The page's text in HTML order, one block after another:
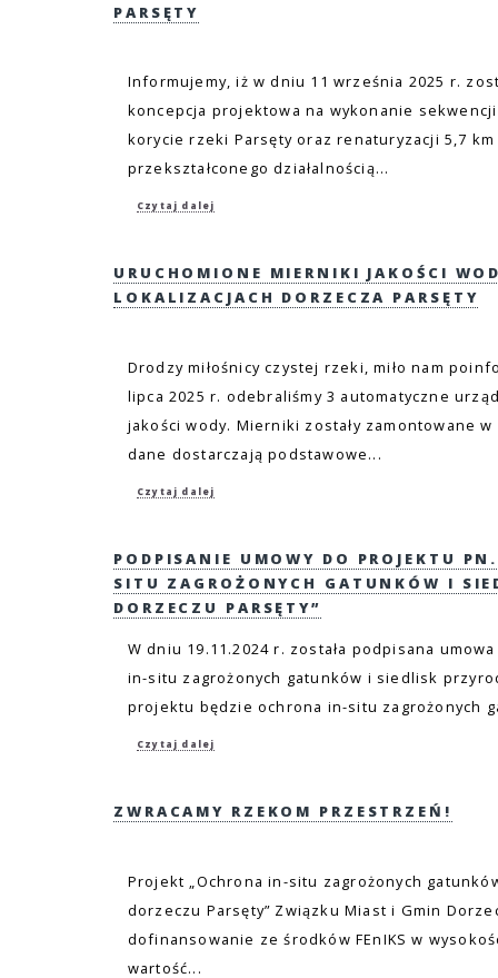
PARSĘTY
Informujemy, iż w dniu 11 września 2025 r.
koncepcja projektowa na wykonanie sekwencji
korycie rzeki Parsęty oraz renaturyzacji 5,7
przekształconego działalnością...
Czytaj dalej
URUCHOMIONE MIERNIKI JAKOŚCI
LOKALIZACJACH DORZECZA PARSĘTY
Drodzy miłośnicy czystej rzeki, miło nam
lipca 2025 r. odebraliśmy 3 automatyczne
jakości wody. Mierniki zostały zamontowane
dane dostarczają podstawowe...
Czytaj dalej
PODPISANIE UMOWY DO PROJEKTU
SITU ZAGROŻONYCH GATUNKÓW I
DORZECZU PARSĘTY”
W dniu 19.11.2024 r. została podpisana
in-situ zagrożonych gatunków i siedlisk
projektu będzie ochrona in-situ zagrożonych
Czytaj dalej
ZWRACAMY RZEKOM PRZESTRZEŃ!
Projekt „Ochrona in-situ zagrożonych
dorzeczu Parsęty” Związku Miast i Gmin
dofinansowanie ze środków FEnIKS w
wartość...